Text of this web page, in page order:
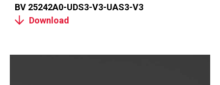
BV 25242A0-UDS3-V3-UAS3-V3
Download